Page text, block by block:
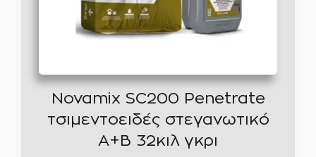
Novamix SC200 Penetrate
τσιμεντοειδές στεγανωτικό
Α+Β 32κιλ γκρι